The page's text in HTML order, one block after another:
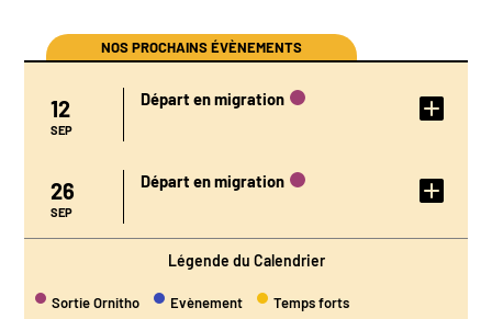
NOS PROCHAINS ÉVÈNEMENTS
12
SEP
Départ en migration
DÉTAIL DE
L'ÉVÉNEMENT
26
SEP
Départ en migration
DÉTAIL DE
L'ÉVÉNEMENT
Légende du Calendrier
Sortie Ornitho Evènement Temps forts